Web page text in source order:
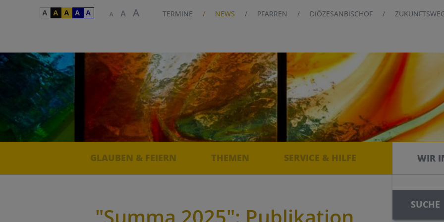
TERMINE NEWS PFARREN DIÖZESANBISCHOF
GLAUBEN & FEIERN THEMEN SERVICE & HILFE WIR
WIR
SUCHE